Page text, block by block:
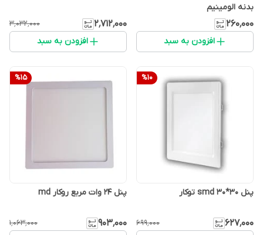
بدنه الومینیم
۲۶۰٬۰۰۰
افزودن به سبد
۲٬۷۱۲٬۰۰۰ ۳٬۰۳۲٬۰۰۰
افزودن به سبد
%10
پنل smd 30*30 توکار
۶۲۷٬۰۰۰ ۶۹۹٬۰۰۰
%15
پنل 24 وات مربع روکار md
۹۰۳٬۰۰۰ ۱٬۰۶۳٬۰۰۰